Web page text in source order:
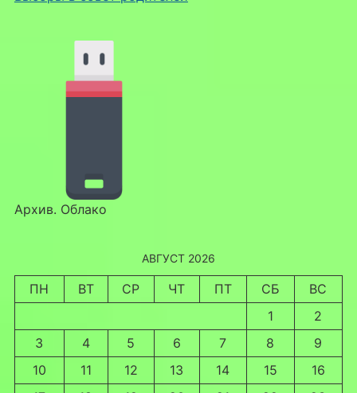
Архив. Облако
АВГУСТ 2026
ПН ВТ СР ЧТ ПТ СБ
ВС
1
2
3
4 5 6 7 8
9
10
11 12 13 14 15
16